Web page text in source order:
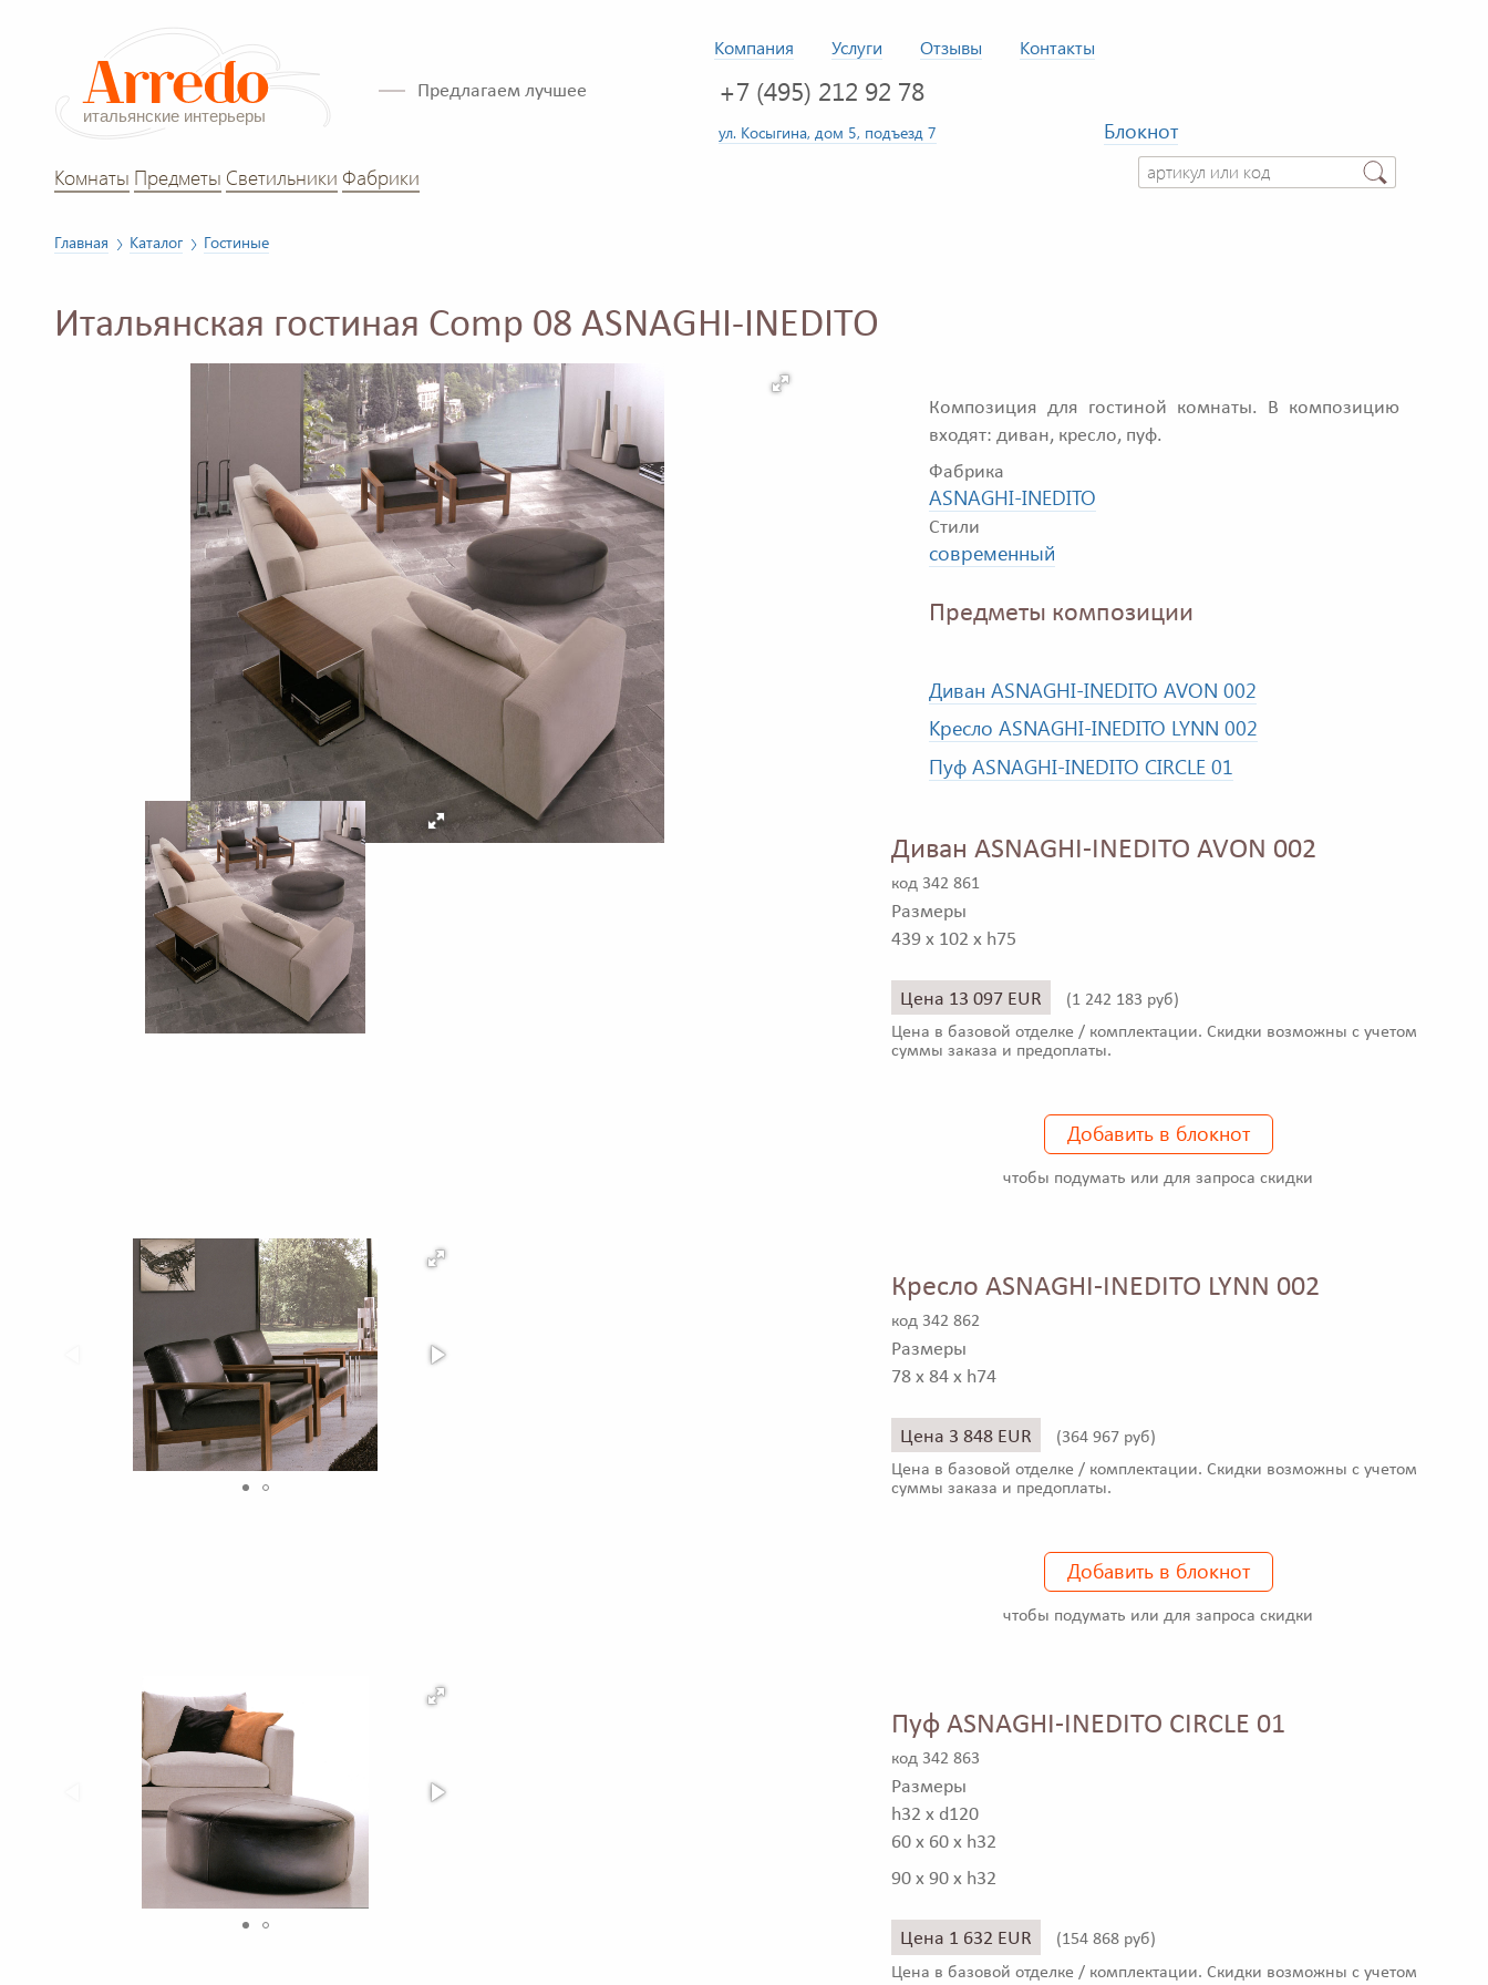
Компания Услуги Отзывы Контакты
Предлагаем лучшее +7 (495) 212 92 78
ул. Косыгина, дом 5, подъезд 7
Блокнот
Комнаты Предметы Светильники Фабрики
Главная Каталог Гостиные
Итальянская гостиная Comp 08 ASNAGHI-INEDITO
Композиция для гостиной комнаты. В композицию
входят: диван, кресло, пуф.
Фабрика
ASNAGHI-INEDITO
Стили
современный
Предметы композиции
Диван ASNAGHI-INEDITO AVON 002
Кресло ASNAGHI-INEDITO LYNN 002
Пуф ASNAGHI-INEDITO CIRCLE 01
Диван ASNAGHI-INEDITO AVON 002
код 342 861
Размеры
439 x 102 x h75
Цена 13 097 EUR (1 242 183 руб)
Цена в базовой отделке / комплектации. Скидки возможны с учетом
суммы заказа и предоплаты.
Добавить в блокнот
чтобы подумать или для запроса скидки
Кресло ASNAGHI-INEDITO LYNN 002
код 342 862
Размеры
78 x 84 x h74
Цена 3 848 EUR (364 967 руб)
Цена в базовой отделке / комплектации. Скидки возможны с учетом
суммы заказа и предоплаты.
Добавить в блокнот
чтобы подумать или для запроса скидки
Пуф ASNAGHI-INEDITO CIRCLE 01
код 342 863
Размеры
h32 x d120
60 x 60 x h32
90 x 90 x h32
Цена 1 632 EUR (154 868 руб)
Цена в базовой отделке / комплектации. Скидки возможны с учетом